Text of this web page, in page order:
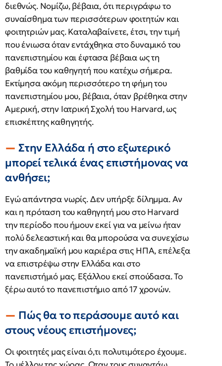
διεθνώς. Νομίζω, βέβαια, ότι περιγράφω το
συναίσθημα των περισσότερων φοιτητών και
φοιτητριών μας. Καταλαβαίνετε, έτσι, την τιμή
που ένιωσα όταν εντάχθηκα στο δυναμικό του
πανεπιστημίου και έφτασα βέβαια ως τη
βαθμίδα του καθηγητή που κατέχω σήμερα.
Εκτίμησα ακόμη περισσότερο τη φήμη του
πανεπιστημίου μου, βέβαια, όταν βρέθηκα στην
Αμερική, στην Ιατρική Σχολή του Harvard, ως
επισκέπτης καθηγητής.
Στην Ελλάδα ή στο εξωτερικό
μπορεί τελικά ένας επιστήμονας να
ανθήσει;
Εγώ απάντησα νωρίς. Δεν υπήρξε δίλημμα. Αν
και η πρόταση του καθηγητή μου στο Harvard
την περίοδο που ήμουν εκεί για να μείνω ήταν
πολύ δελεαστική και θα μπορούσα να συνεχίσω
την ακαδημαϊκή μου καριέρα στις ΗΠΑ, επέλεξα
να επιστρέψω στην Ελλάδα και στο
πανεπιστήμιό μας. Εξάλλου εκεί σπούδασα. Το
ξέρω αυτό το πανεπιστήμιο από 17 χρονών.
Πώς θα το περάσουμε αυτό και
στους νέους επιστήμονες;
Οι φοιτητές μας είναι ό,τι πολυτιμότερο έχουμε.